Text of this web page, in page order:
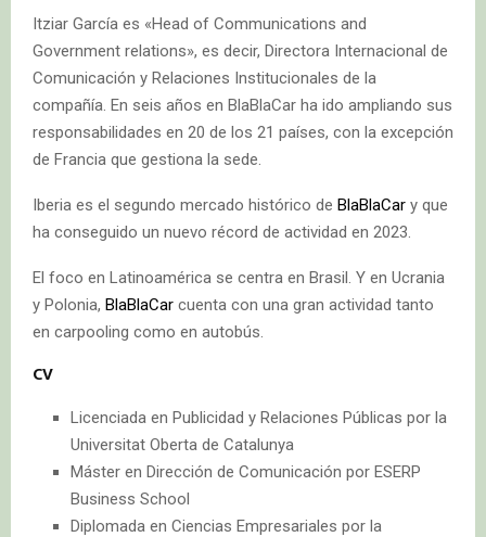
Itziar García es «Head of Communications and
Government relations», es decir, Directora Internacional de
Comunicación y Relaciones Institucionales de la
compañía. En seis años en BlaBlaCar ha ido ampliando sus
responsabilidades en 20 de los 21 países, con la excepción
de Francia que gestiona la sede.
Iberia es el segundo mercado histórico de BlaBlaCar y que
ha conseguido un nuevo récord de actividad en 2023.
El foco en Latinoamérica se centra en Brasil. Y en Ucrania
y Polonia, BlaBlaCar cuenta con una gran actividad tanto
en carpooling como en autobús.
CV
Licenciada en Publicidad y Relaciones Públicas por la
Universitat Oberta de Catalunya
Máster en Dirección de Comunicación por ESERP
Business School
Diplomada en Ciencias Empresariales por la